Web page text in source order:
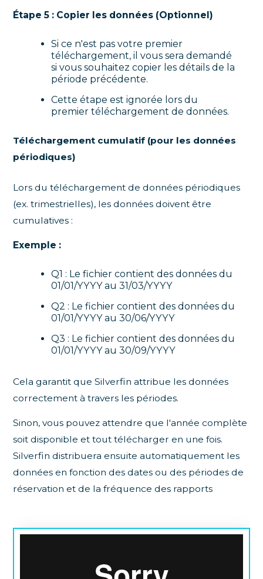
Étape 5 : Copier les données (Optionnel)
Si ce n'est pas votre premier
téléchargement, il vous sera demandé
si vous souhaitez copier les détails de la
période précédente.
Cette étape est ignorée lors du
premier téléchargement de données.
Téléchargement cumulatif (pour les données
périodiques)
Lors du téléchargement de données périodiques
(ex. trimestrielles), les données doivent être
cumulatives :
Exemple :
Q1 : Le fichier contient des données du
01/01/YYYY au 31/03/YYYY
Q2 : Le fichier contient des données du
01/01/YYYY au 30/06/YYYY
Q3 : Le fichier contient des données du
01/01/YYYY au 30/09/YYYY
Cela garantit que Silverfin attribue les données
correctement à travers les périodes.
Sinon, vous pouvez attendre que l'année complète
soit disponible et tout télécharger en une fois.
Silverfin distribuera ensuite automatiquement les
données en fonction des dates ou des périodes de
réservation et de la fréquence des rapports